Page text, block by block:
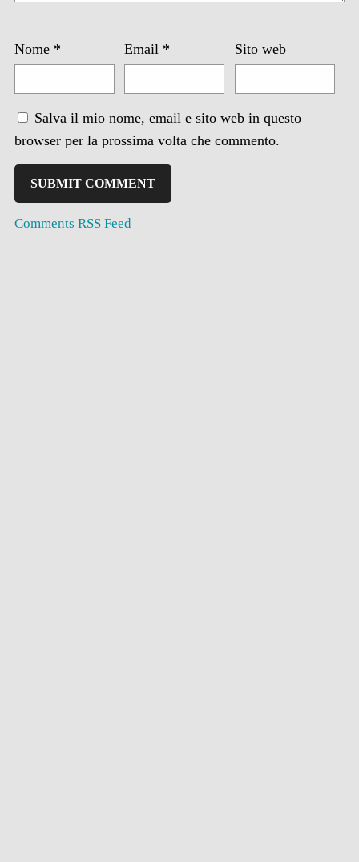
Nome * Email * Sito web
Salva il mio nome, email e sito web in questo
browser per la prossima volta che commento.
Comments RSS Feed